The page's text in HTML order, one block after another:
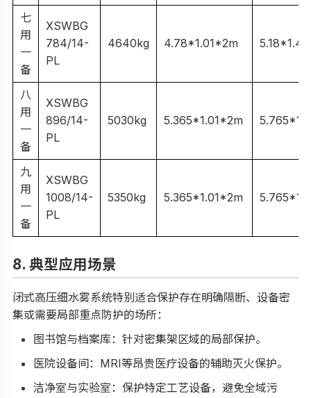
七
用
一
备
XSWBG
784/14-
PL
4640kg 4.78*1.01*2m
八
用
一
备
XSWBG
896/14-
PL
5030kg 5.365*1.01*2m
九
用
一
备
XSWBG
1008/14-
PL
5350kg 5.365*1.01*2m
8. 典型应用场景
闭式高压细水雾系统特别适合保护存在明确隔断、设备密
集或需要局部重点防护的场所：
图书馆与档案库：针对密集架区域的局部保护。
医院设备间：MRI等昂贵医疗设备的辅助灭火保护。
洁净室与实验室：保护特定工艺设备，避免全域污